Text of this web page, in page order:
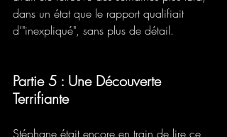
dans un état que le rapport qualifiait
d’"inexpliqué", sans plus de détail.
Partie 5 : Une Découverte
Terrifiante
Stéphane était encore en train de lire ce